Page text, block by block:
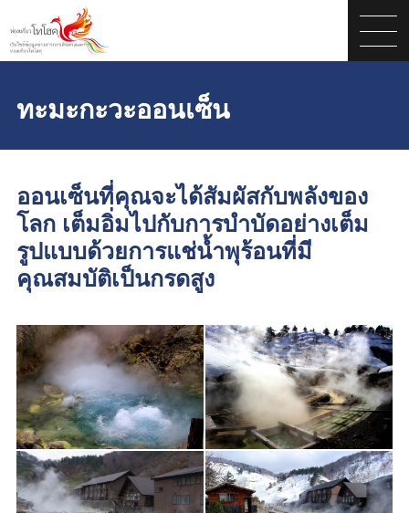
ทะมะกะวะออนเซ็น
ออนเซ็นที่คุณจะได้สัมผัสกับพลังของ
โลก เต็มอิ่มไปกับการบำบัดอย่างเต็ม
รูปแบบด้วยการแช่น้ำพุร้อนที่มี
คุณสมบัติเป็นกรดสูง